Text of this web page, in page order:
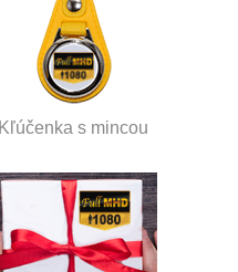
Kľúčenka s mincou